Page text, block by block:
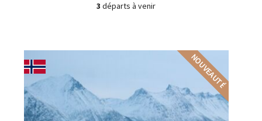
3 départs à venir
NOUVEAUTÉ